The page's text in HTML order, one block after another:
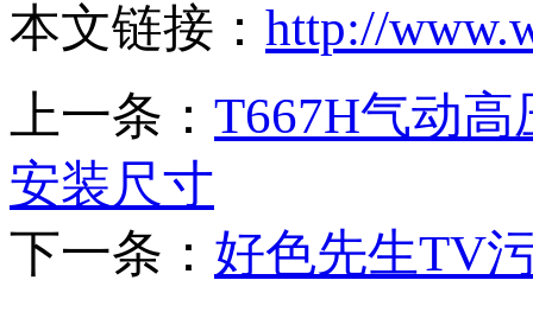
本文链接： http://
上一条： T667H气动
安装尺寸
下一条： 好色先生TV